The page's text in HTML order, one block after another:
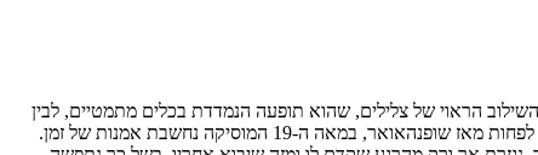
הראוי של צלילים, שהוא תופעה הנמדדת בכלים מתמטיים, לבין
הסדר הקוסמי, מיקום ותנועת גרמי השמיים – "הכוכבים במסילותם" – זה ביחס לזה. ככזאת, ניתן לומר כי המוסיקה הייתה אומנות של חלל או של מרחב. לפחות מאז שופנהאואר, במאה ה-19 המוסיקה נחשבת אמנות של זמן.